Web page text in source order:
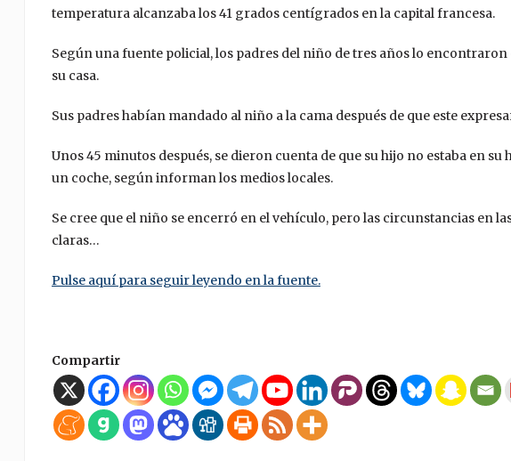
temperatura alcanzaba los 41 grados centígrados en la capital francesa.
Según una fuente policial, los padres del niño de tres años lo
su casa.
Sus padres habían mandado al niño a la cama después de que este
Unos 45 minutos después, se dieron cuenta de que su hijo no estaba en
un coche, según informan los medios locales.
Se cree que el niño se encerró en el vehículo, pero las circunstancias en
claras…
Pulse aquí para seguir leyendo en la fuente.
Compartir